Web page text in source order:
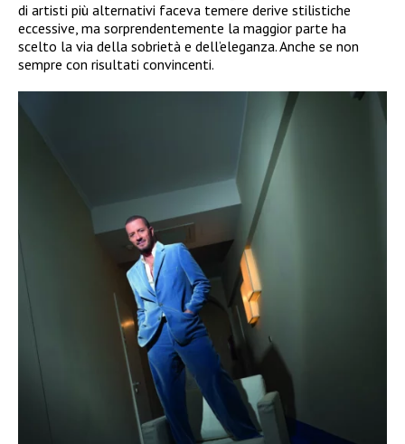
di artisti più alternativi faceva temere derive stilistiche
eccessive, ma sorprendentemente la maggior parte ha
scelto la via della sobrietà e dell’eleganza. Anche se non
sempre con risultati convincenti.